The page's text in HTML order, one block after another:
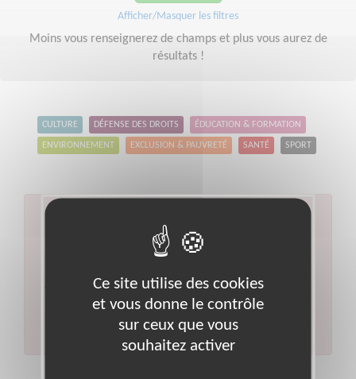
Afficher/Masquer les filtres
Moins vous renseignerez de champs et plus vous aurez de
résultats !
CULTURE DÉFENSE DES DROITS ÉDUCATION & FORMATION
ENVIRONNEMENT EXCLUSION & PAUVRETÉ SANTÉ SPORT
recherche
Veuillez indiquer moins de critères et/ou remplacer
votre code postal par celui de votre département.
Effectuer une nouvelle recherche
Ce site utilise des cookies
et vous donne le contrôle
sur ceux que vous
souhaitez activer